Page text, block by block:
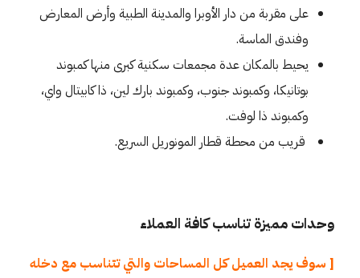
على مقربة من دار الأوبرا والمدينة الطبية وأرض المعارض
وفندق الماسة.
يحيط بالمكان عدة مجمعات سكنية كبرى منها كمبوند
بوتانيكا، وكمبوند جنوب، وكمبوند بارك لين، ذا كابيتال واي،
وكمبوند ذا لوفت.
قريب من محطة قطار المونوريل السريع.
وحدات مميزة تناسب كافة العملاء
[ سوف يجد العميل كل المساحات والتي تتناسب مع دخله